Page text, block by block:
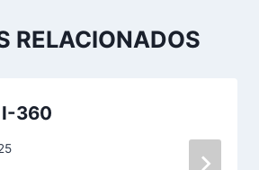
RELACIONADOS
360